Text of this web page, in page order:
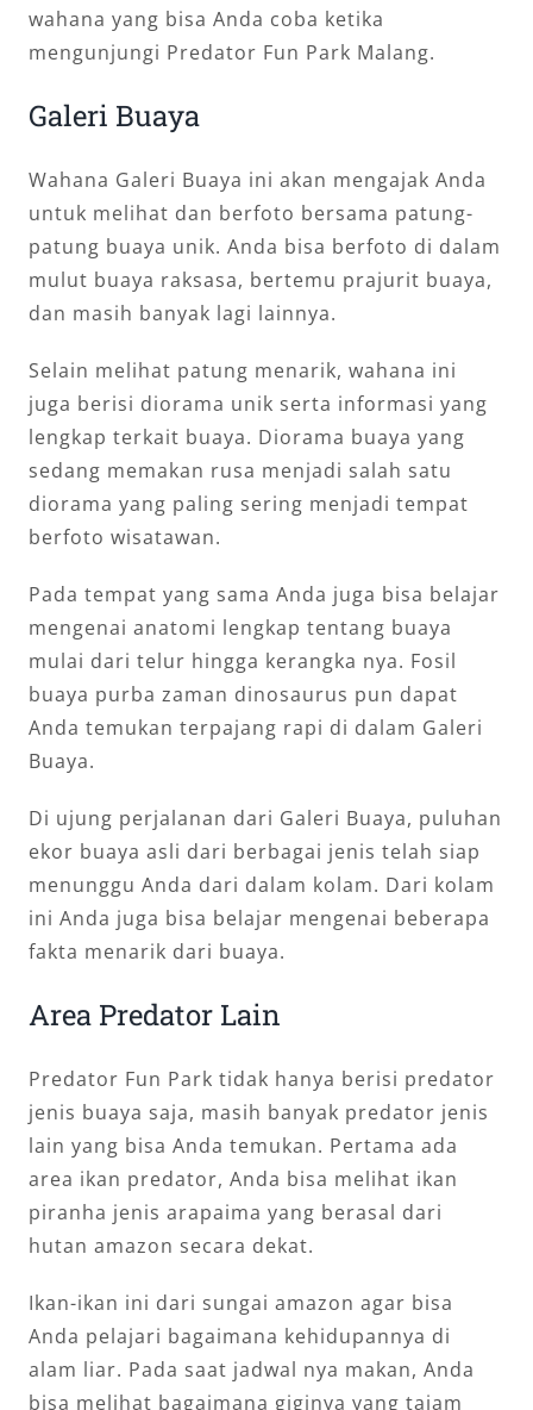
wahana yang bisa Anda coba ketika
mengunjungi Predator Fun Park Malang.
Galeri Buaya
Wahana Galeri Buaya ini akan mengajak Anda
untuk melihat dan berfoto bersama patung-
patung buaya unik. Anda bisa berfoto di dalam
mulut buaya raksasa, bertemu prajurit buaya,
dan masih banyak lagi lainnya.
Selain melihat patung menarik, wahana ini
juga berisi diorama unik serta informasi yang
lengkap terkait buaya. Diorama buaya yang
sedang memakan rusa menjadi salah satu
diorama yang paling sering menjadi tempat
berfoto wisatawan.
Pada tempat yang sama Anda juga bisa belajar
mengenai anatomi lengkap tentang buaya
mulai dari telur hingga kerangka nya. Fosil
buaya purba zaman dinosaurus pun dapat
Anda temukan terpajang rapi di dalam Galeri
Buaya.
Di ujung perjalanan dari Galeri Buaya, puluhan
ekor buaya asli dari berbagai jenis telah siap
menunggu Anda dari dalam kolam. Dari kolam
ini Anda juga bisa belajar mengenai beberapa
fakta menarik dari buaya.
Area Predator Lain
Predator Fun Park tidak hanya berisi predator
jenis buaya saja, masih banyak predator jenis
lain yang bisa Anda temukan. Pertama ada
area ikan predator, Anda bisa melihat ikan
piranha jenis arapaima yang berasal dari
hutan amazon secara dekat.
Ikan-ikan ini dari sungai amazon agar bisa
Anda pelajari bagaimana kehidupannya di
alam liar. Pada saat jadwal nya makan, Anda
bisa melihat bagaimana giginya yang tajam